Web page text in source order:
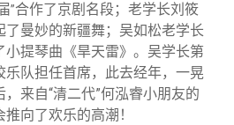
”合作了京剧名段；老学长刘筱
了曼妙的新疆舞；吴如松老学长
小提琴曲《旱天雷》。吴学长第
乐队担任首席，此去经年，一晃
来自“清二代”何泓睿小朋友的
向了欢乐的高潮！